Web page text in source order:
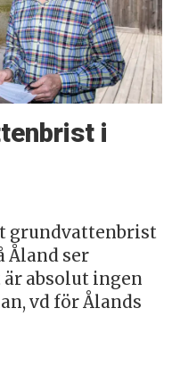
i
grundvattenbrist
Åland ser
absolut ingen
vd för Ålands